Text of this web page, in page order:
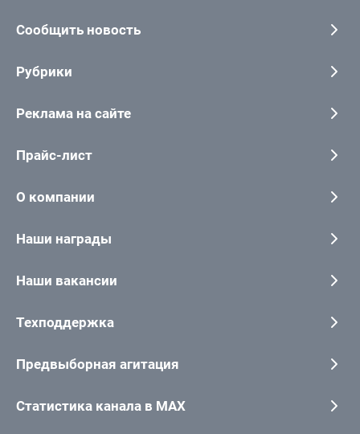
Сообщить новость
Рубрики
Реклама на сайте
Прайс-лист
О компании
Наши награды
Наши вакансии
Техподдержка
Предвыборная агитация
Статистика канала в MAX